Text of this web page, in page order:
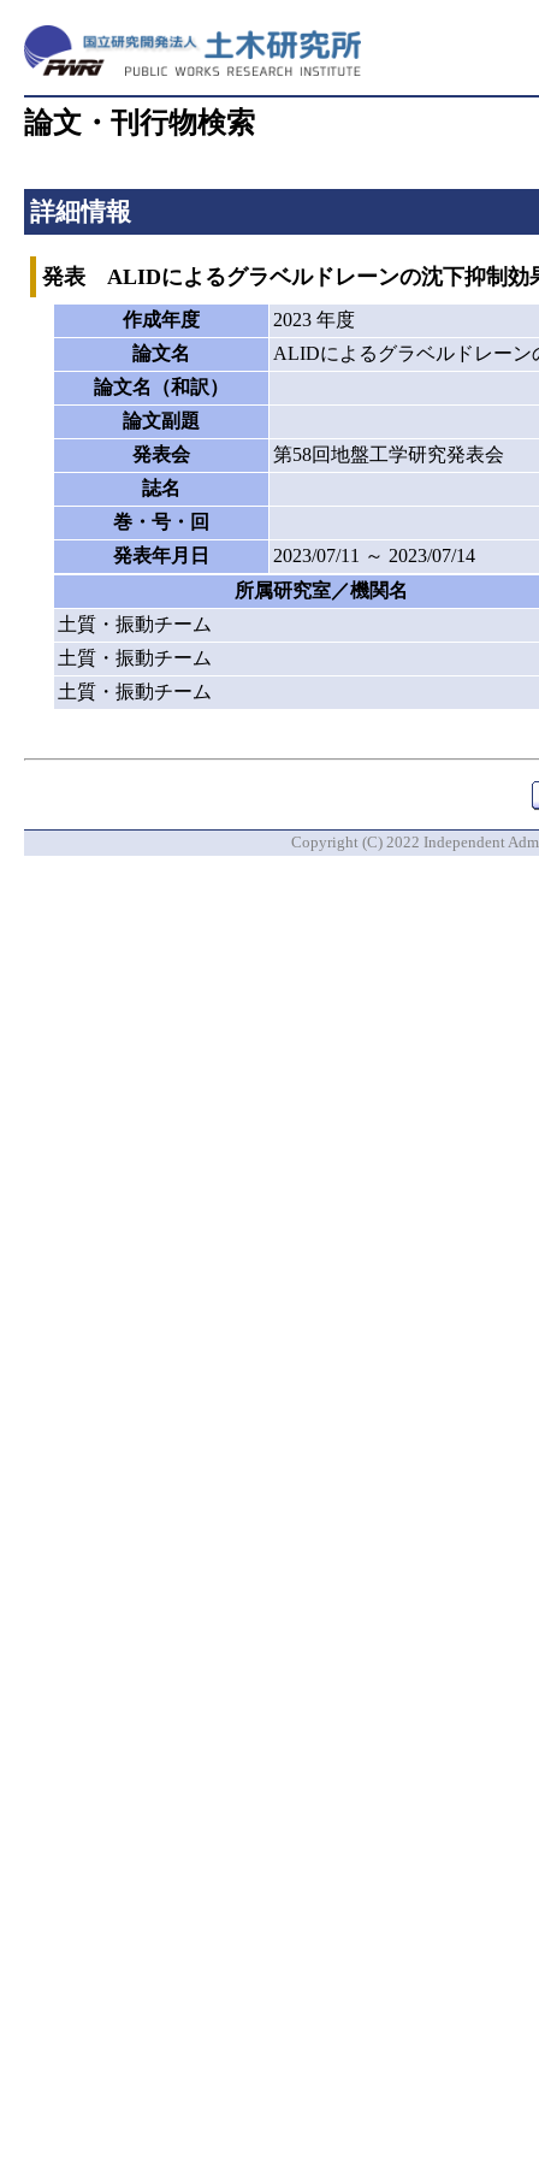
論文・刊行物検索
詳細情報
発表 ALIDによるグラベルドレーンの沈下抑制効
作成年度
2023 年度
論文名
ALIDによるグラベルドレー
論文名（和訳）
論文副題
発表会
第58回地盤工学研究発表会
誌名
巻・号・回
発表年月日
2023/07/11 ～ 2023/07/14
所属研究室／機関名
土質・振動チーム
土質・振動チーム
土質・振動チーム
Copyright (C) 2022 Independent